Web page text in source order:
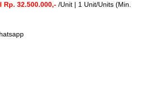
Rp. 32.500.000,- /Unit | 1 Unit/Units (Min.